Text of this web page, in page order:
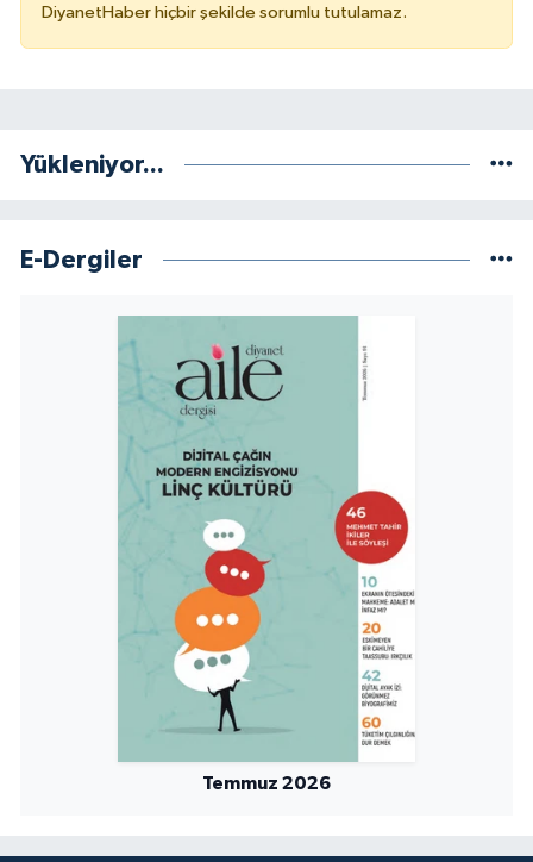
DiyanetHaber hiçbir şekilde sorumlu tutulamaz.
Yükleniyor...
E-Dergiler
Temmuz 2026